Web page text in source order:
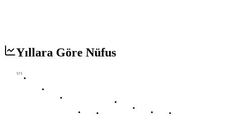
Yıllara Göre Nüfus
571